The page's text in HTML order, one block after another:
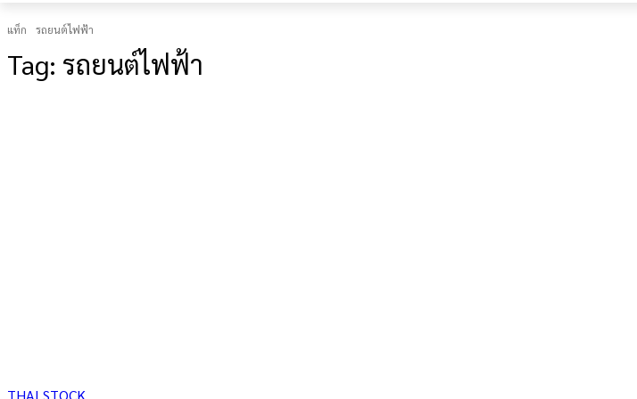
แท็ก รถยนต์ไฟฟ้า
Tag: รถยนต์ไฟฟ้า
THAI STOCK